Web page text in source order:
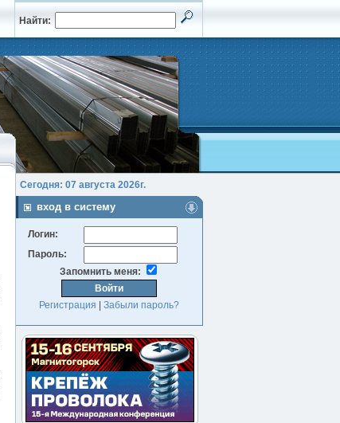
Найти:
Сегодня: 07 августа 2026г.
вход в систему
Логин:
Пароль:
Запомнить меня:
Регистрация Забыли пароль?